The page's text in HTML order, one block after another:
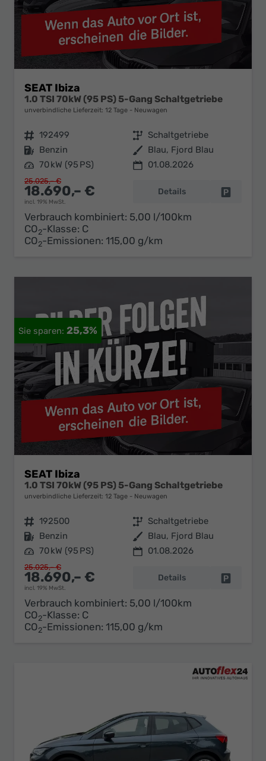
SEAT Ibiza
1.0 TSI 70kW (95 PS) 5-Gang Schaltgetriebe
unverbindliche Lieferzeit: 12 Tage Neuwagen
Fahrzeugnr. 192499 Getriebe Schaltgetriebe
Kraftstoff Benzin Außenfarbe Blau, Fjord Blau
Leistung 70 kW (95 PS) 01.08.2026
18.690,– €
incl. 19% MwSt.
25.025,– €
Details
Verbrauch kombiniert: 5,00 l/100km
CO2-Klasse: C
CO2-Emissionen: 115,00 g/km
25,3%
SEAT Ibiza
1.0 TSI 70kW (95 PS) 5-Gang Schaltgetriebe
unverbindliche Lieferzeit: 12 Tage Neuwagen
Fahrzeugnr. 192500 Getriebe Schaltgetriebe
Kraftstoff Benzin Außenfarbe Blau, Fjord Blau
Leistung 70 kW (95 PS) 01.08.2026
18.690,– €
incl. 19% MwSt.
25.025,– €
Details
Verbrauch kombiniert: 5,00 l/100km
CO2-Klasse: C
CO2-Emissionen: 115,00 g/km